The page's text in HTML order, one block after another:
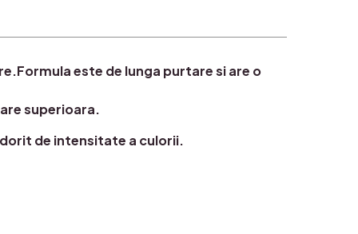
este de lunga purtare si are o
superioara.
de intensitate a culorii.